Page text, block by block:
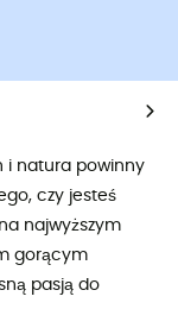
i natura powinny
czy jesteś
najwyższym
gorącym
pasją do